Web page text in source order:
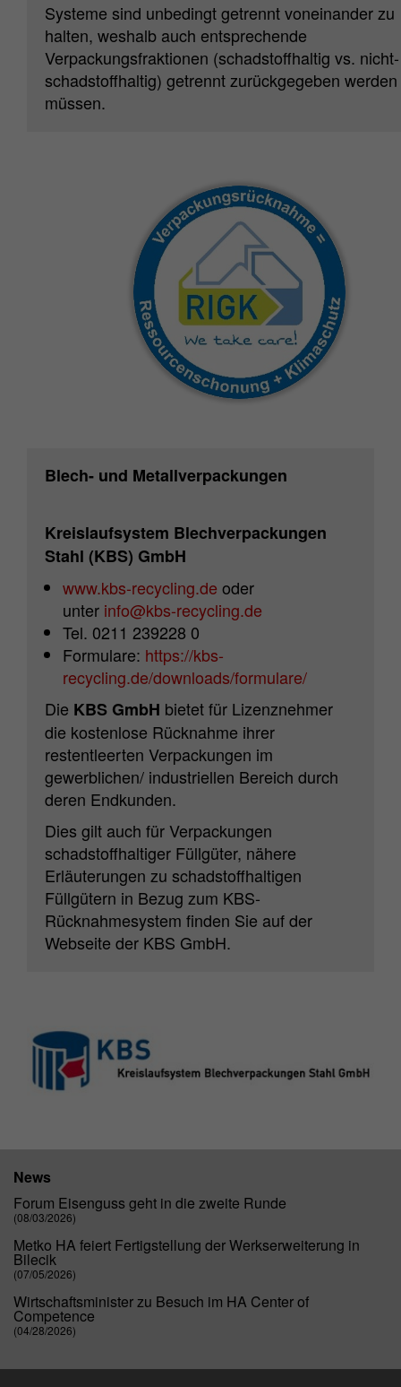
Systeme sind unbedingt getrennt voneinander zu
halten, weshalb auch entsprechende
Verpackungsfraktionen (schadstoffhaltig vs. nicht-
schadstoffhaltig) getrennt zurückgegeben werden
müssen.
Blech- und Metallverpackungen
Kreislaufsystem Blechverpackungen
Stahl (KBS) GmbH
www.kbs-recycling.de oder
unter info@kbs-recycling.de
Tel. 0211 239228 0
Formulare: https://kbs-
recycling.de/downloads/formulare/
Die KBS GmbH bietet für Lizenznehmer
die kostenlose Rücknahme ihrer
restentleerten Verpackungen im
gewerblichen/ industriellen Bereich durch
deren Endkunden.
Dies gilt auch für Verpackungen
schadstoffhaltiger Füllgüter, nähere
Erläuterungen zu schadstoffhaltigen
Füllgütern in Bezug zum KBS-
Rücknahmesystem finden Sie auf der
Webseite der KBS GmbH.
News
Forum Eisenguss geht in die zweite Runde
(08/03/2026)
Metko HA feiert Fertigstellung der Werkserweiterung in
Bilecik
(07/05/2026)
Wirtschaftsminister zu Besuch im HA Center of
Competence
(04/28/2026)